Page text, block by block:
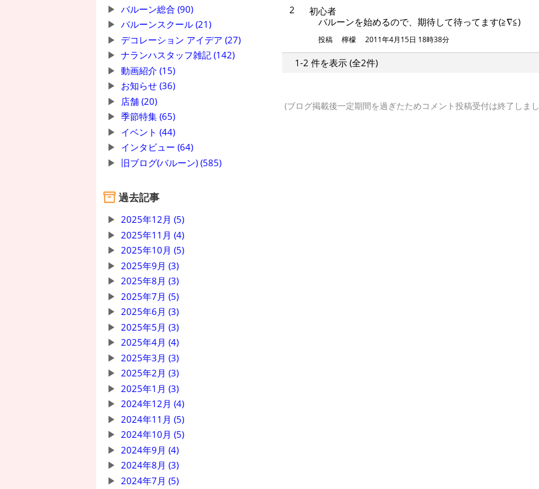
バルーン総合 (90)
バルーンスクール (21)
デコレーション アイデア (27)
ナランハスタッフ雑記 (142)
動画紹介 (15)
お知らせ (36)
店舗 (20)
季節特集 (65)
イベント (44)
インタビュー (64)
旧ブログ(バルーン) (585)
過去記事
2025年12月 (5)
2025年11月 (4)
2025年10月 (5)
2025年9月 (3)
2025年8月 (3)
2025年7月 (5)
2025年6月 (3)
2025年5月 (3)
2025年4月 (4)
2025年3月 (3)
2025年2月 (3)
2025年1月 (3)
2024年12月 (4)
2024年11月 (5)
2024年10月 (5)
2024年9月 (4)
2024年8月 (3)
2024年7月 (5)
2
初心者
バルーンを始めるので、期待して待ってます(≧∇≦)
投稿 檸檬 2011年4月15日 18時38分
1-2 件を表示(全2件)
(ブログ掲載後一定期間を過ぎたためコメント投稿受付は終了しま